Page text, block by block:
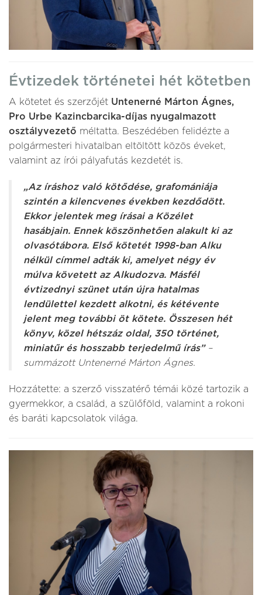
Évtizedek történetei hét kötetben
A kötetet és szerzőjét Untenerné Márton Ágnes,
Pro Urbe Kazincbarcika-díjas nyugalmazott
osztályvezető méltatta. Beszédében felidézte a
polgármesteri hivatalban eltöltött közös éveket,
valamint az írói pályafutás kezdetét is.
„Az íráshoz való kötődése, grafomániája
szintén a kilencvenes években kezdődött.
Ekkor jelentek meg írásai a Közélet
hasábjain. Ennek köszönhetően alakult ki az
olvasótábora. Első kötetét 1998-ban Alku
nélkül címmel adták ki, amelyet négy év
múlva követett az Alkudozva. Másfél
évtizednyi szünet után újra hatalmas
lendülettel kezdett alkotni, és kétévente
jelent meg további öt kötete. Összesen hét
könyv, közel hétszáz oldal, 350 történet,
miniatűr és hosszabb terjedelmű írás” –
summázott Untenerné Márton Ágnes.
Hozzátette: a szerző visszatérő témái közé tartozik a
gyermekkor, a család, a szülőföld, valamint a rokoni
és baráti kapcsolatok világa.